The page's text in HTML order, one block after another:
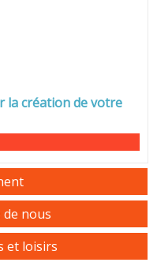
la création de votre
de nous
et loisirs